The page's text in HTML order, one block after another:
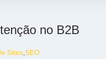
no B2B
Sites,SEO